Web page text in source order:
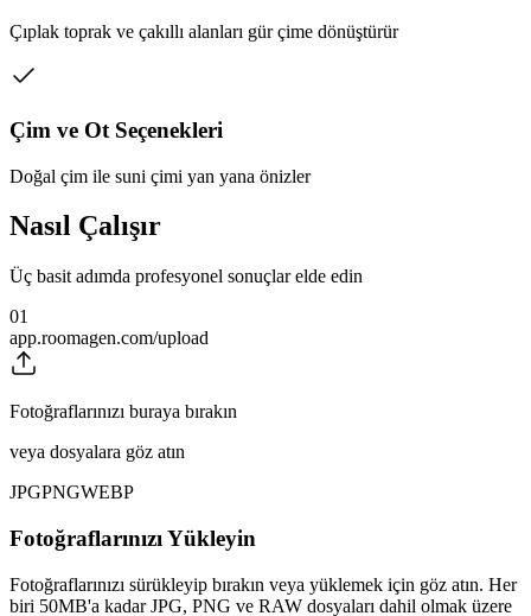
Çıplak toprak ve çakıllı alanları gür çime dönüştürür
Çim ve Ot Seçenekleri
Doğal çim ile suni çimi yan yana önizler
Nasıl Çalışır
Üç basit adımda profesyonel sonuçlar elde edin
01
app.roomagen.com/upload
Fotoğraflarınızı buraya bırakın
veya dosyalara göz atın
JPGPNGWEBP
Fotoğraflarınızı Yükleyin
Fotoğraflarınızı sürükleyip bırakın veya yüklemek için göz atın. Her
biri 50MB'a kadar JPG, PNG ve RAW dosyaları dahil olmak üzere